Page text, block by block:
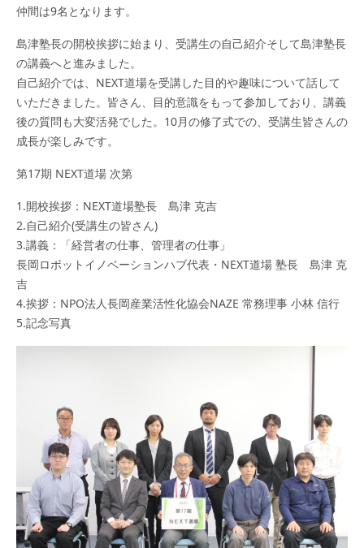
仲間は9名となります。
島津塾長の開校挨拶に始まり、受講生の自己紹介そして島津塾長
の講義へと進みました。
自己紹介では、NEXT道場を受講した目的や趣味について話して
いただきました。皆さん、目的意識をもって参加しており、講義
後の質問も大変活発でした。10月の修了式での、受講生皆さんの
成長が楽しみです。
第17期 NEXT道場 次第
1.開校挨拶：NEXT道場塾長 島津 克吉
2.自己紹介(受講生の皆さん)
3.講義：「経営者の仕事、管理者の仕事」
長岡ロボットイノベーションハブ代表・NEXT道場 塾長 島津 克
吉
4.挨拶：NPO法人長岡産業活性化協会NAZE 常務理事 小林 信行
5.記念写真